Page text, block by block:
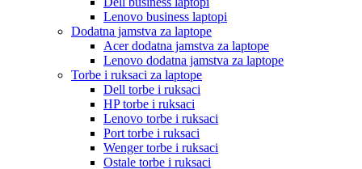
Lenovo business laptopi
Dodatna jamstva za laptope
Acer dodatna jamstva za laptope
Lenovo dodatna jamstva za laptope
Torbe i ruksaci za laptope
Dell torbe i ruksaci
HP torbe i ruksaci
Lenovo torbe i ruksaci
Port torbe i ruksaci
Wenger torbe i ruksaci
Ostale torbe i ruksaci